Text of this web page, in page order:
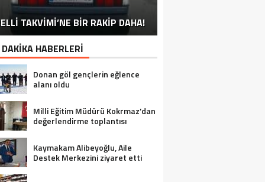
TAKVİMİ’NE BİR RAKİP DAHA!
İYİ ‘KURBAN BAYRAMI’ CAPSLERİ!
SÖYLEMEYEN ESNAF GÖRDÜNÜZ
MÜ?
FOTOĞRAFLARLA HIZAN
FOTOĞRAFLARLA BITLIS
FOTOĞRAFLARLA TATVAN
FOTOĞRAFLARLA GÜROYMAK
FOTOĞRAFLARLA AHLAT
FOTOĞRAFLARLA ADILCEVAZ
FOTOĞRAFLARLA MUTKI
HABERLERİ
Donan göl gençlerin eğlence
alanı oldu
Milli Eğitim Müdürü Kokrmaz’dan
değerlendirme toplantısı
Kaymakam Alibeyoğlu, Aile
Destek Merkezini ziyaret etti